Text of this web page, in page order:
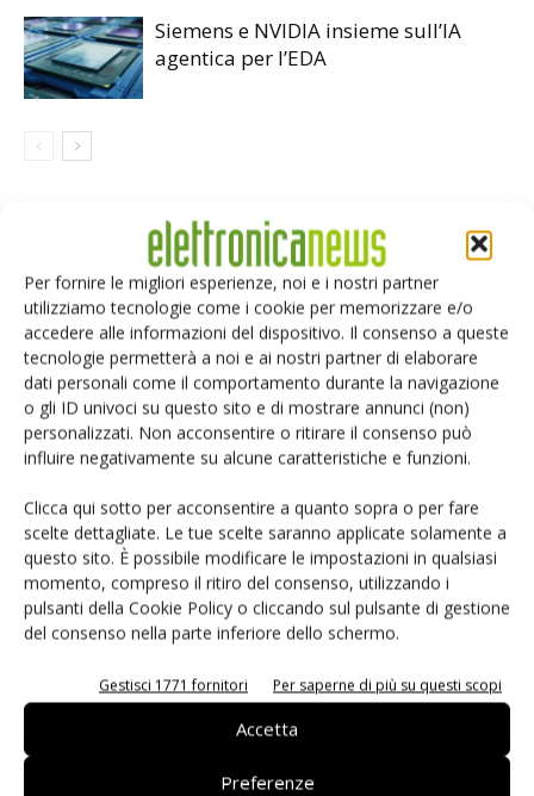
Per fornire le migliori esperienze, noi e i nostri partner
utilizziamo tecnologie come i cookie per memorizzare e/o
accedere alle informazioni del dispositivo. Il consenso a queste
tecnologie permetterà a noi e ai nostri partner di elaborare
dati personali come il comportamento durante la navigazione
o gli ID univoci su questo sito e di mostrare annunci (non)
personalizzati. Non acconsentire o ritirare il consenso può
influire negativamente su alcune caratteristiche e funzioni.
Clicca qui sotto per acconsentire a quanto sopra o per fare
scelte dettagliate. Le tue scelte saranno applicate solamente a
questo sito. È possibile modificare le impostazioni in qualsiasi
momento, compreso il ritiro del consenso, utilizzando i
pulsanti della Cookie Policy o cliccando sul pulsante di gestione
del consenso nella parte inferiore dello schermo.
Gestisci 1771 fornitori Per saperne di più su questi scopi
Accetta
Preferenze
Siemens e NVIDIA insieme sull’IA
agentica per l’EDA
LASCIA UN COMMENTO
Salva il mio nome, email e sito web in questo browser per i
prossimi commenti.